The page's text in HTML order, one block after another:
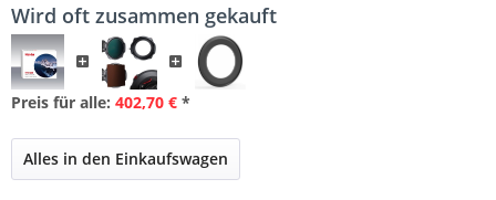
Wird oft zusammen gekauft
Preis für alle: 402,70 € *
Alles in den Einkaufswagen